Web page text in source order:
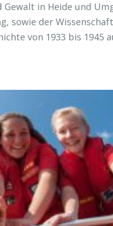
in Heide und
sowie der
von 1933 bis 1945